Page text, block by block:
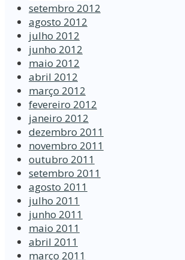
setembro 2012
agosto 2012
julho 2012
junho 2012
maio 2012
abril 2012
março 2012
fevereiro 2012
janeiro 2012
dezembro 2011
novembro 2011
outubro 2011
setembro 2011
agosto 2011
julho 2011
junho 2011
maio 2011
abril 2011
março 2011